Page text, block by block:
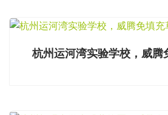
杭州运河湾实验学校，威腾